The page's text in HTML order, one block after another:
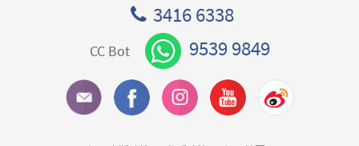
3416 6338
CC Bot 9539 9849